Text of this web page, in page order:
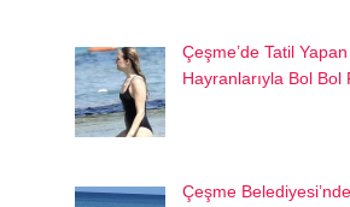
Çeşme’de Tatil
Hayranlarıyla Bol
Çeşme